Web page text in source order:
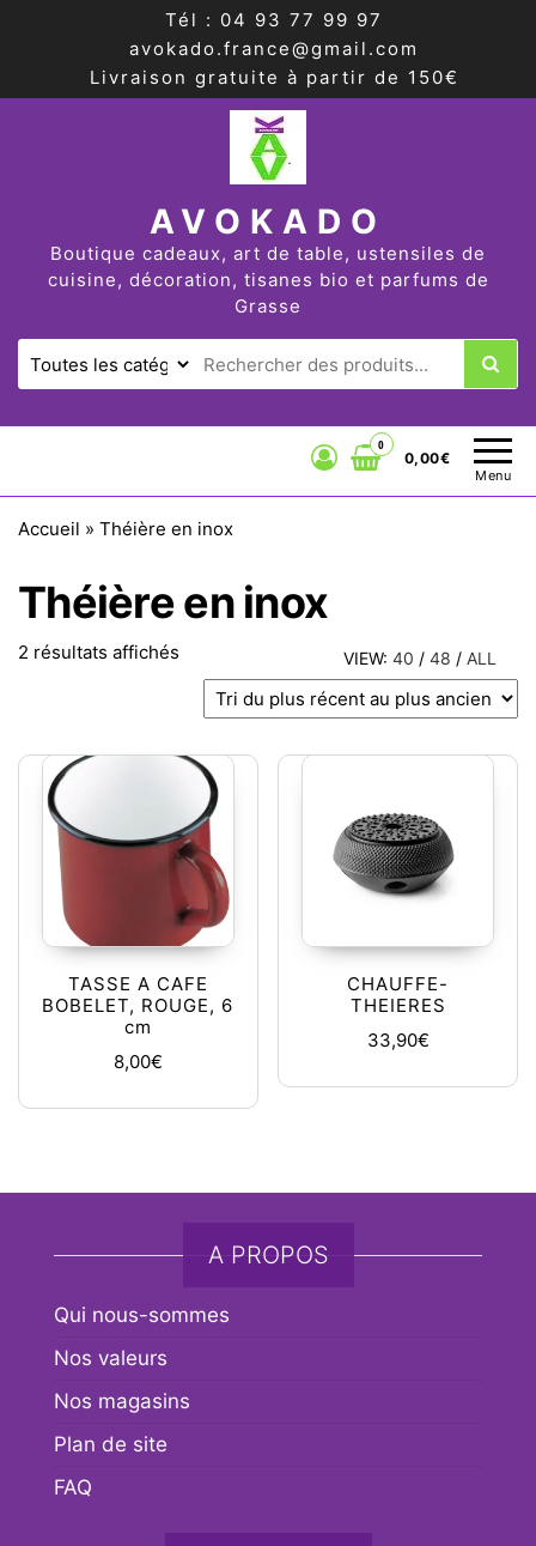
Tél : 04 93 77 99 97
avokado.france@gmail.com
Livraison gratuite à partir de 150€
AVOKADO
Boutique cadeaux, art de table, ustensiles de
cuisine, décoration, tisanes bio et parfums de
Grasse
Menu
0
0,00€
Accueil » Théière en inox
Théière en inox
VIEW: 40 / 48 / ALL
2 résultats affichés Trié du plus récent au plus ancien
TASSE A CAFE
BOBELET, ROUGE, 6
cm
8,00€
CHAUFFE-
THEIERES
33,90€
A PROPOS
Qui nous-sommes
Nos valeurs
Nos magasins
Plan de site
FAQ